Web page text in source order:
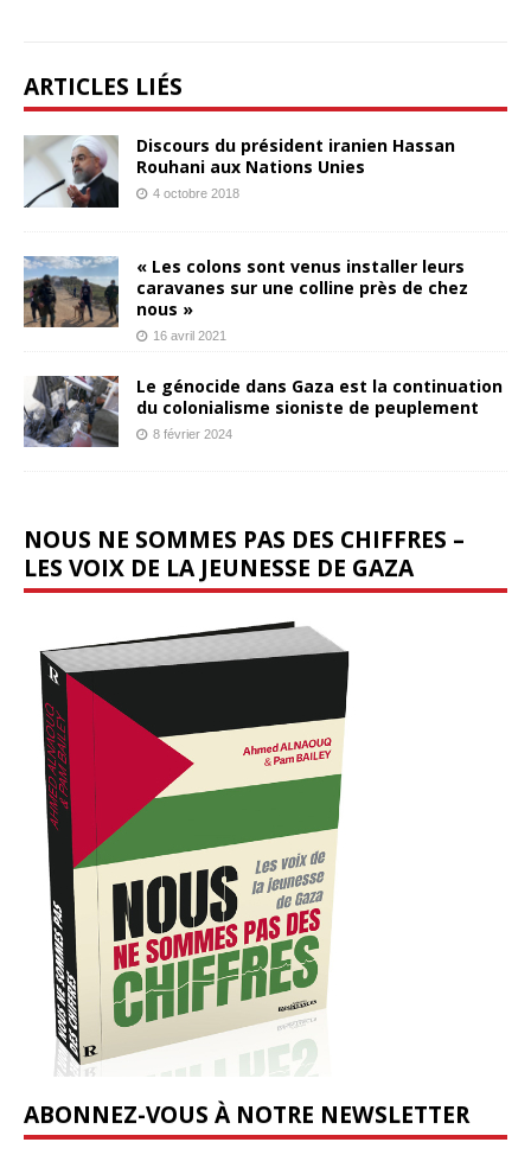
ARTICLES LIÉS
Discours du président iranien Hassan
Rouhani aux Nations Unies
4 octobre 2018
« Les colons sont venus installer leurs
caravanes sur une colline près de chez
nous »
16 avril 2021
Le génocide dans Gaza est la continuation
du colonialisme sioniste de peuplement
8 février 2024
NOUS NE SOMMES PAS DES CHIFFRES –
LES VOIX DE LA JEUNESSE DE GAZA
ABONNEZ-VOUS À NOTRE NEWSLETTER